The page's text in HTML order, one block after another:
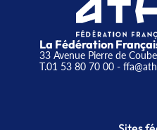
La Fédération
33 Avenue Pierre de
T.01 53 80 70 00-